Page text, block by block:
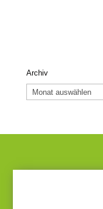
Archiv
Archiv